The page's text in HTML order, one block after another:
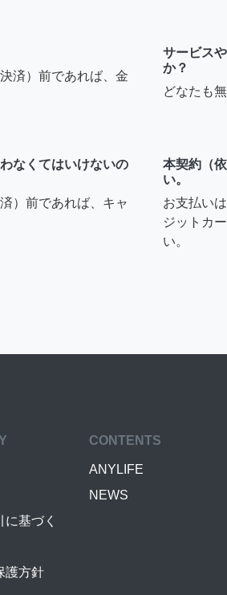
済）前であれば、金
サービス
か？
どなたも
なくてはいけないの
）前であれば、キャ
本契約（
い。
お支払い
ジットカ
い。
基づく
護方針
CONTENTS
ANYLIFE
NEWS